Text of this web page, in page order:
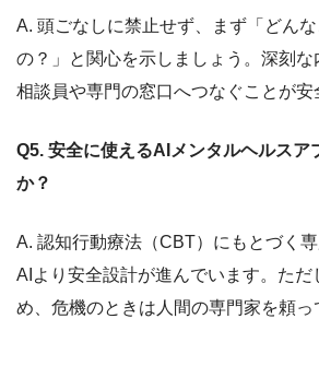
A. 頭ごなしに禁止せず、まず「どん
の？」と関心を示しましょう。深刻
相談員や専門の窓口へつなぐことが安
Q5. 安全に使えるAIメンタルヘルスア
か？
A. 認知行動療法（CBT）にもとづく
AIより安全設計が進んでいます。ただ
め、危機のときは人間の専門家を頼っ